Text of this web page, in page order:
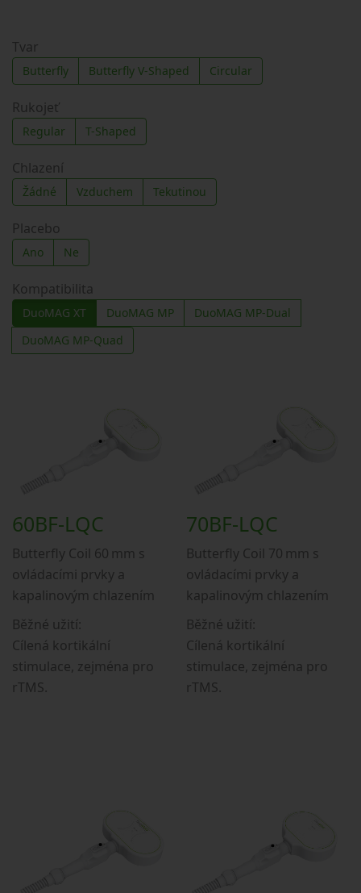
Tvar
Butterfly Butterfly V-Shaped Circular
Rukojeť
Regular T-Shaped
Chlazení
Žádné Vzduchem Tekutinou
Placebo
Ano Ne
Kompatibilita
DuoMAG XT DuoMAG MP
DuoMAG MP-Dual
DuoMAG MP-Quad
60BF-LQC
Butterfly Coil 60 mm s
ovládacími prvky a
kapalinovým chlazením
Běžné užití:
Cílená kortikální
stimulace, zejména pro
rTMS.
70BF-LQC
Butterfly Coil 70 mm s
ovládacími prvky a
kapalinovým chlazením
Běžné užití:
Cílená kortikální
stimulace, zejména pro
rTMS.